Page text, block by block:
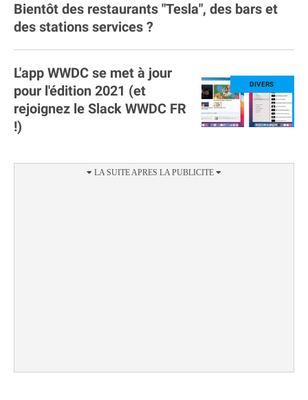
Bientôt des restaurants "Tesla", des bars et
des stations services ?
L'app WWDC se met à jour
pour l'édition 2021 (et
rejoignez le Slack WWDC FR
!)